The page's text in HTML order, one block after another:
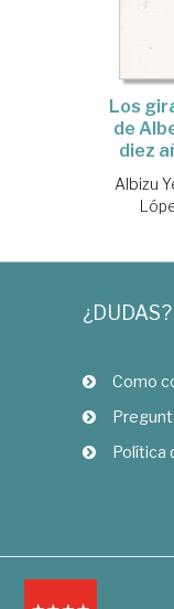
Los
de
diez
Albizu
¿DUDAS?
Como
Política